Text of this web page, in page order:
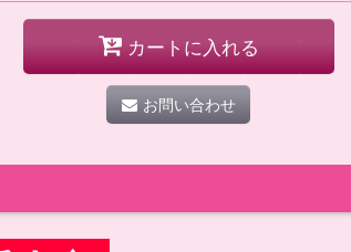
カートに入れる
お問い合わせ